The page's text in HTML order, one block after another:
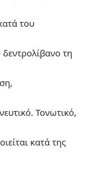
του
τη
Τονωτικό,
κατά της